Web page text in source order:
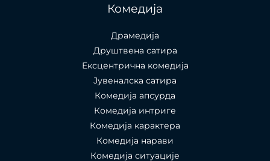
Комедија
Драмедија
Друштвена сатира
Ексцентрична комедија
Јувеналска сатира
Комедија апсурда
Комедија интриге
Комедија карактера
Комедија нарави
Комедија ситуације